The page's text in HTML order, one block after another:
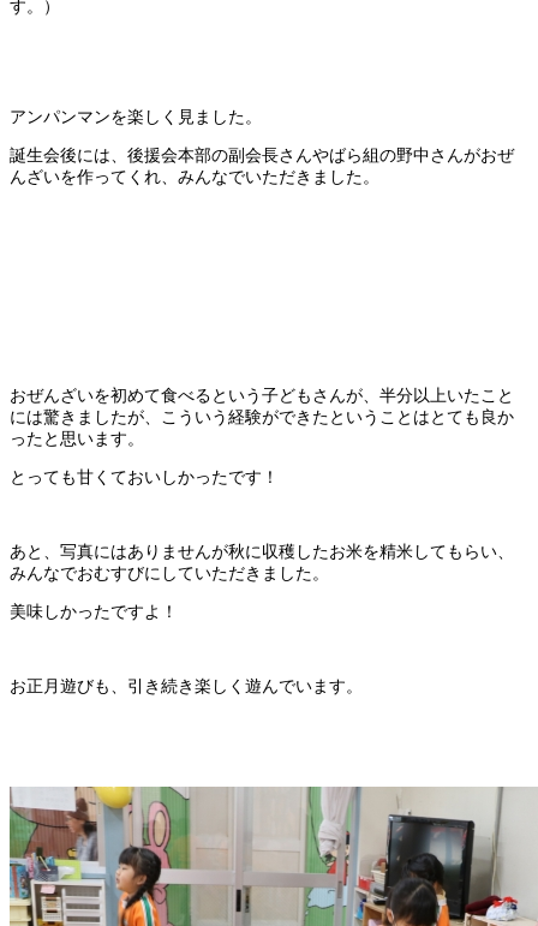
す。）
アンパンマンを楽しく見ました。
誕生会後には、後援会本部の副会長さんやばら組の野中さんがおぜ
んざいを作ってくれ、みんなでいただきました。
おぜんざいを初めて食べるという子どもさんが、半分以上いたこと
には驚きましたが、こういう経験ができたということはとても良か
ったと思います。
とっても甘くておいしかったです！
あと、写真にはありませんが秋に収穫したお米を精米してもらい、
みんなでおむすびにしていただきました。
美味しかったですよ！
お正月遊びも、引き続き楽しく遊んでいます。